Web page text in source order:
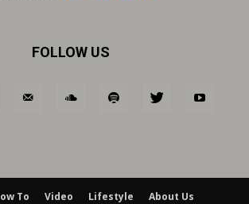
FOLLOW US
To Video Lifestyle About Us